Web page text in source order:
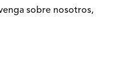
sobre nosotros,